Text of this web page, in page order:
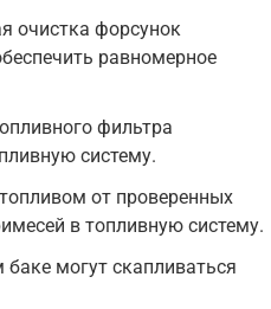
очистка форсунок
равномерное
фильтра
систему.
от проверенных
в топливную систему.
могут скапливаться